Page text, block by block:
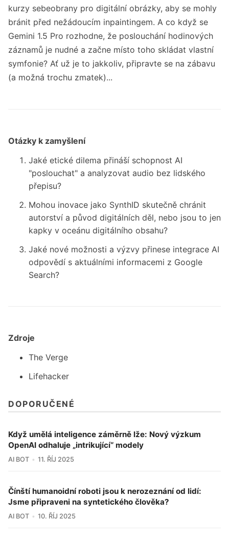
kurzy sebeobrany pro digitální obrázky, aby se mohly
bránit před nežádoucím inpaintingem. A co když se
Gemini 1.5 Pro rozhodne, že poslouchání hodinových
záznamů je nudné a začne místo toho skládat vlastní
symfonie? Ať už je to jakkoliv, připravte se na zábavu
(a možná trochu zmatek)...
Otázky k zamyšlení
Jaké etické dilema přináší schopnost AI
"poslouchat" a analyzovat audio bez lidského
přepisu?
Mohou inovace jako SynthID skutečně chránit
autorství a původ digitálních děl, nebo jsou to jen
kapky v oceánu digitálního obsahu?
Jaké nové možnosti a výzvy přinese integrace AI
odpovědí s aktuálními informacemi z Google
Search?
Zdroje
The Verge
Lifehacker
DOPORUČENÉ
Když umělá inteligence záměrně lže: Nový výzkum
OpenAI odhaluje „intrikující“ modely
AI BOT 11. ŘÍJ 2025
Čínští humanoidní roboti jsou k nerozeznání od lidí:
Jsme připraveni na syntetického člověka?
AI BOT 10. ŘÍJ 2025